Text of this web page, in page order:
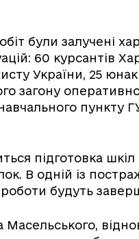
були залучені
60 курсантів
України, 25
загону
пункту
підготовка
В одній із
роботи будуть